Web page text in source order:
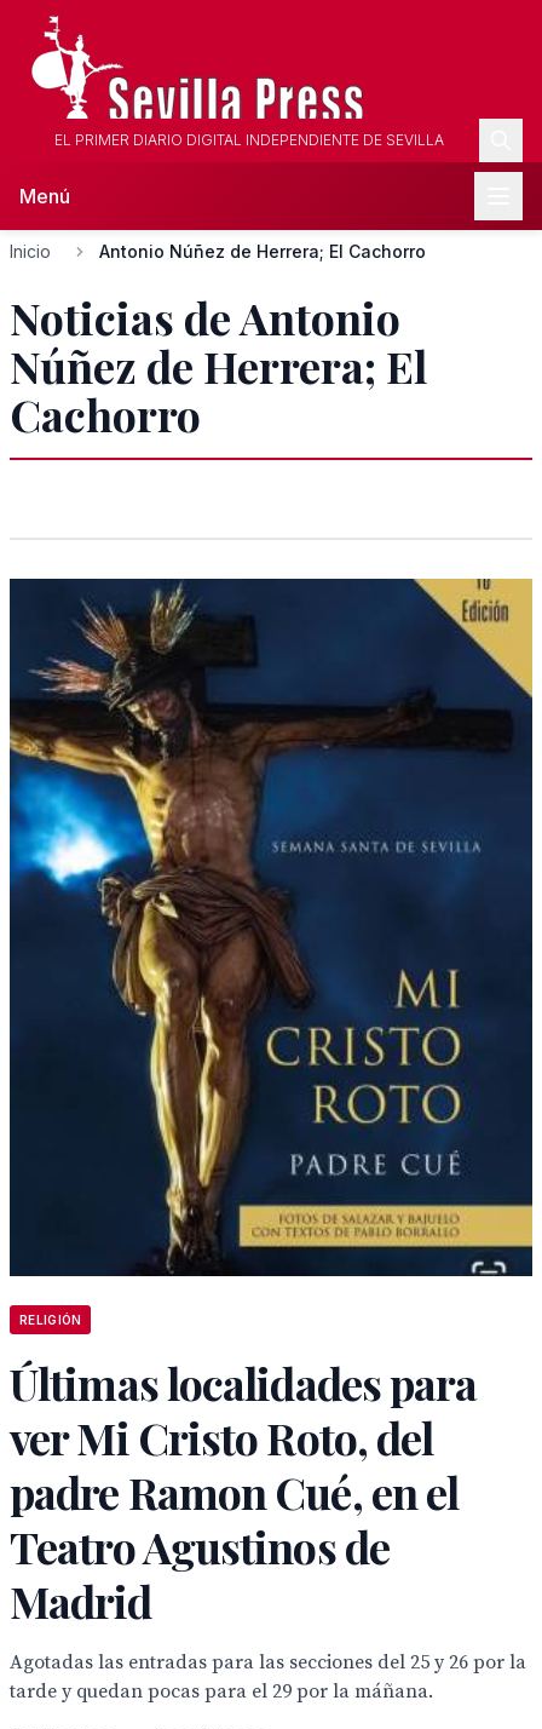
EL PRIMER DIARIO DIGITAL INDEPENDIENTE DE SEVILLA
Menú
Inicio Antonio Núñez de Herrera; El Cachorro
Noticias de Antonio
Núñez de Herrera; El
Cachorro
RELIGIÓN
Últimas localidades para
ver Mi Cristo Roto, del
padre Ramon Cué, en el
Teatro Agustinos de
Madrid
Agotadas las entradas para las secciones del 25 y 26 por la
tarde y quedan pocas para el 29 por la máñana.